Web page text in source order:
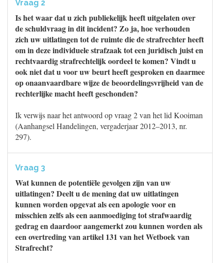
Vraag 2
Is het waar dat u zich publiekelijk heeft uitgelaten over
de schuldvraag in dit incident? Zo ja, hoe verhouden
zich uw uitlatingen tot de ruimte die de strafrechter heeft
om in deze individuele strafzaak tot een juridisch juist en
rechtvaardig strafrechtelijk oordeel te komen? Vindt u
ook niet dat u voor uw beurt heeft gesproken en daarmee
op onaanvaardbare wijze de beoordelingsvrijheid van de
rechterlijke macht heeft geschonden?
Ik verwijs naar het antwoord op vraag 2 van het lid Kooiman
(Aanhangsel Handelingen, vergaderjaar 2012–2013, nr.
297).
Vraag 3
Wat kunnen de potentiële gevolgen zijn van uw
uitlatingen? Deelt u de mening dat uw uitlatingen
kunnen worden opgevat als een apologie voor en
misschien zelfs als een aanmoediging tot strafwaardig
gedrag en daardoor aangemerkt zou kunnen worden als
een overtreding van artikel 131 van het Wetboek van
Strafrecht?